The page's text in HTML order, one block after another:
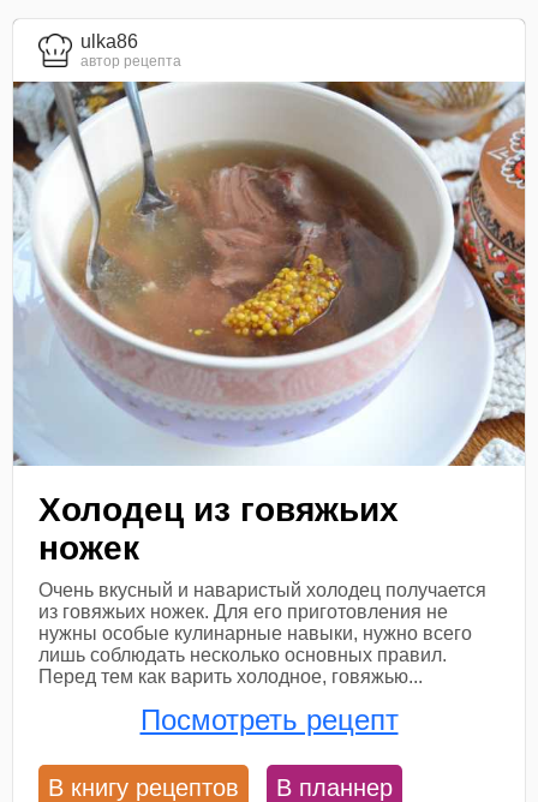
ulka86
автор рецепта
Холодец из говяжьих
ножек
Очень вкусный и наваристый холодец получается
из говяжьих ножек. Для его приготовления не
нужны особые кулинарные навыки, нужно всего
лишь соблюдать несколько основных правил.
Перед тем как варить холодное, говяжью...
Посмотреть рецепт
В книгу рецептов В планнер